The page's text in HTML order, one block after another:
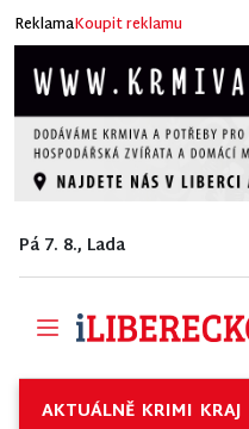
ReklamaKoupit reklamu
Pá 7. 8., Lada
AKTUÁLNĚ KRIMI KRAJ